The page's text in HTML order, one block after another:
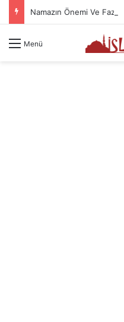
Namazın Önemi Ve Fazileti
Menü